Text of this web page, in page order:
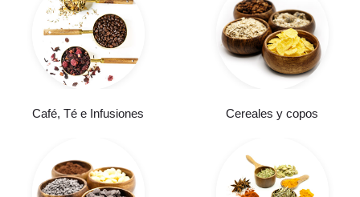
Café, Té e Infusiones Cereales y copos